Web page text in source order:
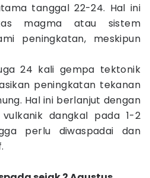
tanggal 22-24. Hal ini
magma atau sistem
peningkatan, meskipun
24 kali gempa tektonik
peningkatan tekanan
Hal ini berlanjut dengan
dangkal pada 1-2
perlu diwaspadai dan